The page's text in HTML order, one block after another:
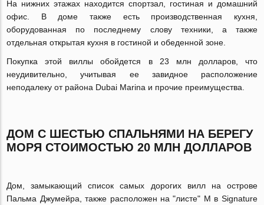
На нижних этажах находится спортзал, гостиная и домашний
офис. В доме также есть производственная кухня,
оборудованная по последнему слову техники, а также
отдельная открытая кухня в гостиной и обеденной зоне.
Покупка этой виллы обойдется в 23 млн долларов, что
неудивительно, учитывая ее завидное расположение
неподалеку от района Dubai Marina и прочие преимущества.
ДОМ С ШЕСТЬЮ СПАЛЬНЯМИ НА БЕРЕГУ
МОРЯ СТОИМОСТЬЮ 20 МЛН ДОЛЛАРОВ
Дом, замыкающий список самых дорогих вилл на острове
Пальма Джумейра, также расположен на "листе" М в Signature